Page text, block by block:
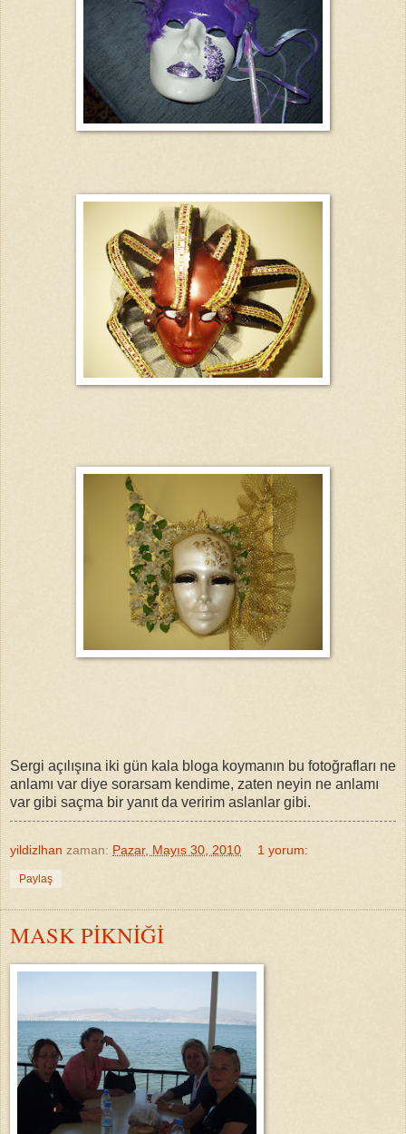
Sergi açılışına iki gün kala bloga koymanın bu fotoğrafları ne
anlamı var diye sorarsam kendime, zaten neyin ne anlamı
var gibi saçma bir yanıt da veririm aslanlar gibi.
yildizlhan zaman: Pazar, Mayıs 30, 2010 1 yorum:
Paylaş
MASK PİKNİĞİ